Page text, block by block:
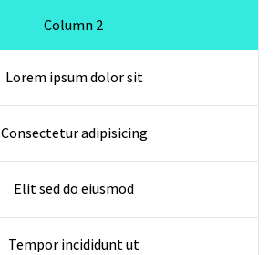
Column 2
Lorem ipsum dolor sit
Consectetur adipisicing
Elit sed do eiusmod
Tempor incididunt ut